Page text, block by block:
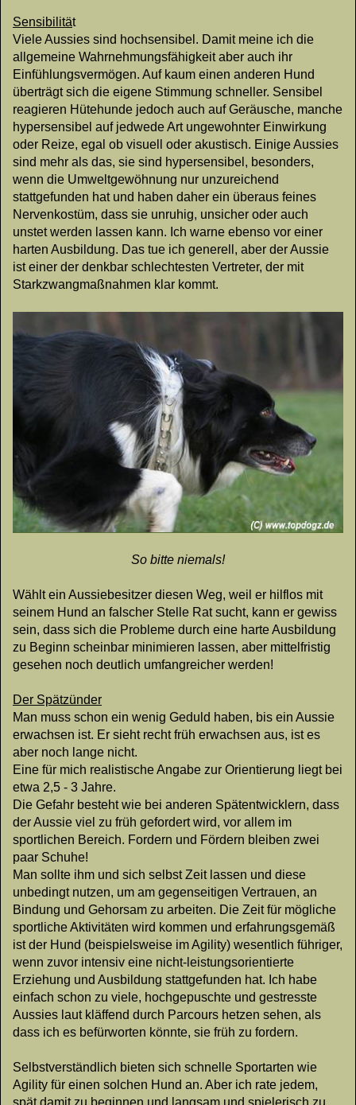
Sensibilität
Viele Aussies sind hochsensibel. Damit meine ich die
allgemeine Wahrnehmungsfähigkeit aber auch ihr
Einfühlungsvermögen. Auf kaum einen anderen Hund
überträgt sich die eigene Stimmung schneller. Sensibel
reagieren Hütehunde jedoch auch auf Geräusche, manche
hypersensibel auf jedwede Art ungewohnter Einwirkung
oder Reize, egal ob visuell oder akustisch. Einige Aussies
sind mehr als das, sie sind hypersensibel, besonders,
wenn die Umweltgewöhnung nur unzureichend
stattgefunden hat und haben daher ein überaus feines
Nervenkostüm, dass sie unruhig, unsicher oder auch
unstet werden lassen kann. Ich warne ebenso vor einer
harten Ausbildung. Das tue ich generell, aber der Aussie
ist einer der denkbar schlechtesten Vertreter, der mit
Starkzwangmaßnahmen klar kommt.
So bitte niemals!
Wählt ein Aussiebesitzer diesen Weg, weil er hilflos mit
seinem Hund an falscher Stelle Rat sucht, kann er gewiss
sein, dass sich die Probleme durch eine harte Ausbildung
zu Beginn scheinbar minimieren lassen, aber mittelfristig
gesehen noch deutlich umfangreicher werden!
Der Spätzünder
Man muss schon ein wenig Geduld haben, bis ein Aussie
erwachsen ist. Er sieht recht früh erwachsen aus, ist es
aber noch lange nicht.
Eine für mich realistische Angabe zur Orientierung liegt bei
etwa 2,5 - 3 Jahre.
Die Gefahr besteht wie bei anderen Spätentwicklern, dass
der Aussie viel zu früh gefordert wird, vor allem im
sportlichen Bereich. Fordern und Fördern bleiben zwei
paar Schuhe!
Man sollte ihm und sich selbst Zeit lassen und diese
unbedingt nutzen, um am gegenseitigen Vertrauen, an
Bindung und Gehorsam zu arbeiten. Die Zeit für mögliche
sportliche Aktivitäten wird kommen und erfahrungsgemäß
ist der Hund (beispielsweise im Agility) wesentlich führiger,
wenn zuvor intensiv eine nicht-leistungsorientierte
Erziehung und Ausbildung stattgefunden hat. Ich habe
einfach schon zu viele, hochgepuschte und gestresste
Aussies laut kläffend durch Parcours hetzen sehen, als
dass ich es befürworten könnte, sie früh zu fordern.
Selbstverständlich bieten sich schnelle Sportarten wie
Agility für einen solchen Hund an. Aber ich rate jedem,
spät damit zu beginnen und langsam und spielerisch zu